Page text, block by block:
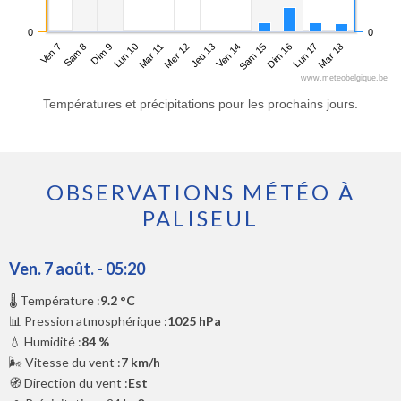
Ven 7Sam 8Dim 9Lun 10Mar 11Mer 12Jeu 13Ven 14Sam 15Dim 16Lun 17Mar 18
0 0
www.meteobelgique.be
Températures et précipitations pour les prochains jours.
OBSERVATIONS MÉTÉO À
PALISEUL
Ven. 7 août. - 05:20
🌡️ Température :9.2 °C
📊 Pression atmosphérique :1025 hPa
💧 Humidité :84 %
🌬️ Vitesse du vent :7 km/h
🧭 Direction du vent :Est